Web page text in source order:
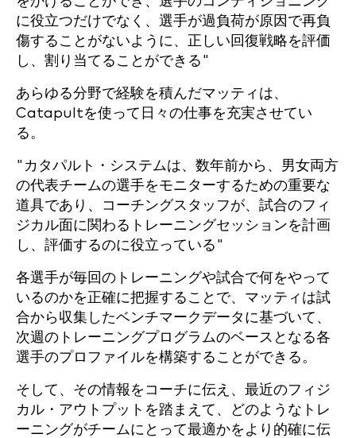
に役立つだけでなく、選手が過負荷が原因で再負
傷することがないように、正しい回復戦略を評価
し、割り当てることができる"
あらゆる分野で経験を積んだマッティは、
Catapultを使って日々の仕事を充実させてい
る。
"カタパルト・システムは、数年前から、男女両方
の代表チームの選手をモニターするための重要な
道具であり、コーチングスタッフが、試合のフィ
ジカル面に関わるトレーニングセッションを計画
し、評価するのに役立っている"
各選手が毎回のトレーニングや試合で何をやって
いるのかを正確に把握することで、マッティは試
合から収集したベンチマークデータに基づいて、
次週のトレーニングプログラムのベースとなる各
選手のプロファイルを構築することができる。
そして、その情報をコーチに伝え、最近のフィジ
カル・アウトプットを踏まえて、どのようなトレ
ーニングがチームにとって最適かをより的確に伝